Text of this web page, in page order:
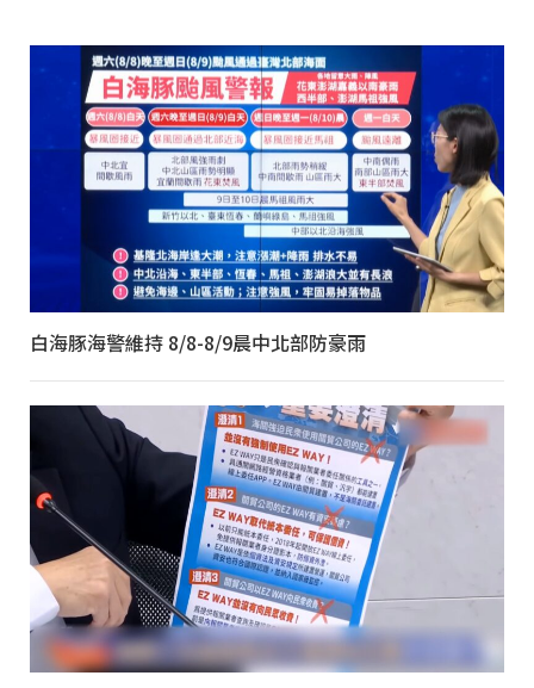
白海豚海警維持 8/8-8/9晨中北部防豪雨